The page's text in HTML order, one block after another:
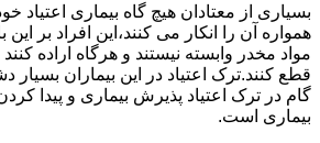
بسیاری از معتادان هیچ گاه بیماری اعتیاد
همواره آن را انکار می کنند،این افراد بر
مواد مخدر وابسته نیستند و هرگاه اراده
قطع کنند.ترک اعتیاد در این بیماران بسیار
گام در ترک اعتیاد پذیرش بیماری و پیدا
بیماری است.